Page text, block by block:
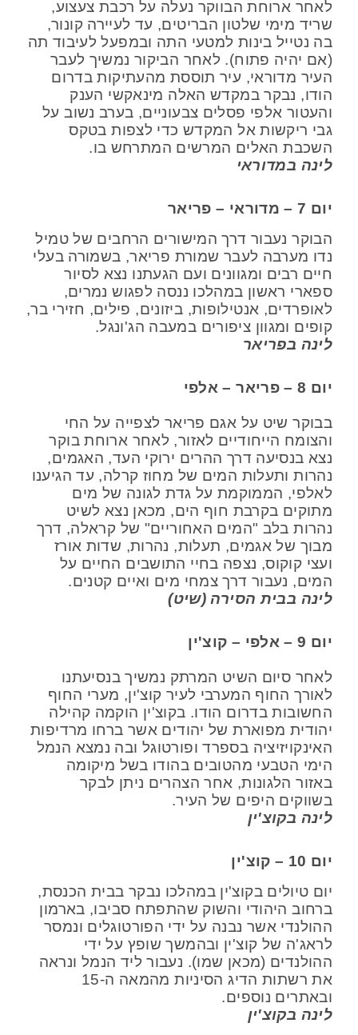
לאחר ארוחת הבווקר נעלה על רכבת צעצוע,
שריד מימי שלטון הבריטים, עד לעיירה קונור,
בה נטייל בינות למטעי התה ובמפעל לעיבוד תה
(אם יהיה פתוח). לאחר הביקור נמשיך לעבר
העיר מדוראי, עיר תוססת מהעתיקות בדרום
הודו, נבקר במקדש האלה מינאקשי הענק
והעטור אלפי פסלים צבעוניים, בערב נשוב על
גבי ריקשות אל המקדש כדי לצפות בטקס
השכבת האלים המרשים המתרחש בו.
לינה במדוראי
יום 7 – מדוראי – פריאר
הבוקר נעבור דרך המישורים הרחבים של טמיל
נדו מערבה לעבר שמורת פריאר, בשמורה בעלי
חיים רבים ומגוונים ועם הגעתנו נצא לסיור
ספארי ראשון במהלכו ננסה לפגוש נמרים,
לאופרדים, אנטילופות, ביזונים, פילים, חזירי בר,
קופים ומגוון ציפורים במעבה הג'ונגל.
לינה בפריאר
יום 8 – פריאר – אלפי
בבוקר שיט על אגם פריאר לצפייה על החי
והצומח הייחודיים לאזור, לאחר ארוחת בוקר
נצא בנסיעה דרך ההרים ירוקי העד, האגמים,
נהרות ותעלות המים של מחוז קרלה, עד הגיענו
לאלפי, הממוקמת על גדת לגונה של מים
מתוקים בקרבת חוף הים, מכאן נצא לשיט
נהרות בלב "המים האחוריים" של קראלה, דרך
מבוך של אגמים, תעלות, נהרות, שדות אורז
ועצי קוקוס, נצפה בחיי התושבים החיים על
המים, נעבור דרך צמחי מים ואיים קטנים.
לינה בבית הסירה (שיט)
יום 9 – אלפי – קוצ'ין
לאחר סיום השיט המרתק נמשיך בנסיעתנו
לאורך החוף המערבי לעיר קוצ'ין, מערי החוף
החשובות בדרום הודו. בקוצ'ין הוקמה קהילה
יהודית מפוארת של יהודים אשר ברחו מרדיפות
האינקויזיציה בספרד ופורטוגל ובה נמצא הנמל
הימי הטבעי מהטובים בהודו בשל מיקומה
באזור הלגונות, אחר הצהרים ניתן לבקר
בשווקים היפים של העיר.
לינה בקוצ'ין
יום 10 – קוצ'ין
יום טיולים בקוצ'ין במהלכו נבקר בבית הכנסת,
ברחוב היהודי והשוק שהתפתח סביבו, בארמון
ההולנדי אשר נבנה על ידי הפורטוגלים ונמסר
לראג'ה של קוצ'ין ובהמשך שופץ על ידי
ההולנדים (מכאן שמו). נעבור ליד הנמל ונראה
את רשתות הדיג הסיניות מהמאה ה-15
ובאתרים נוספים.
לינה בקוצ'ין